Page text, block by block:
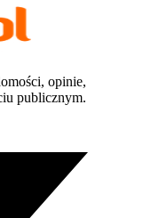
opinie,
publicznym.